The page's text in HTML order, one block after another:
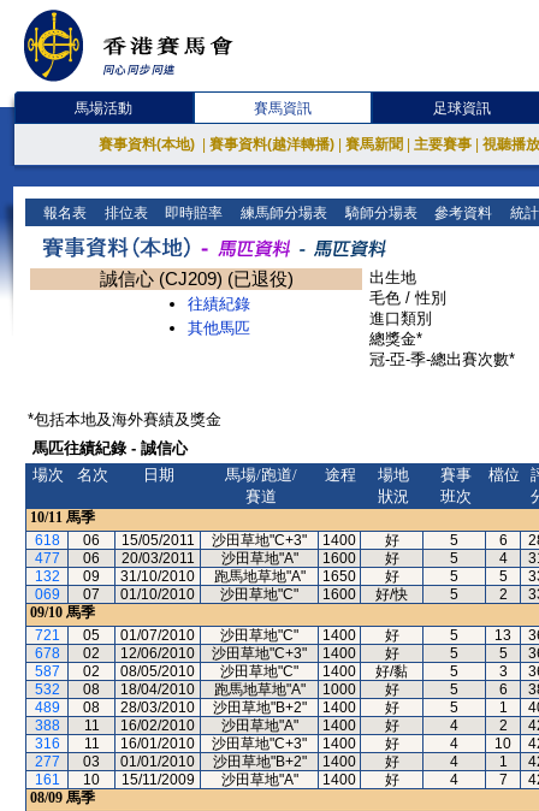
馬場活動 賽馬資訊 足球資訊
賽事資料(本地) 賽事資料(越洋轉播) 賽馬新聞 主要賽事 視聽播
報名表 排位表 即時賠率 練馬師分場表 騎師分場表 參考資料 統
誠信心 (CJ209) (已退役)
往績紀錄
其他馬匹
出生地
毛色 / 性別
進口類別
總獎金*
冠-亞-季-總出賽次數*
*包括本地及海外賽績及獎金
馬匹往績紀錄 - 誠信心
場次
名次 日期
馬場/跑道/
賽道
途程
場地
狀況
賽事
班次
檔位
10/11 馬季
618
06 15/05/2011 沙田草地"C+3" 1400 好 5 6
477
06 20/03/2011 沙田草地"A" 1600 好 5 4
132
09 31/10/2010 跑馬地草地"A" 1650 好 5 5
069
07 01/10/2010 沙田草地"C" 1600 好/快 5 2
09/10 馬季
721
05 01/07/2010 沙田草地"C" 1400 好 5 13
678
02 12/06/2010 沙田草地"C+3" 1400 好 5 5
587
02 08/05/2010 沙田草地"C" 1400 好/黏 5 3
532
08 18/04/2010 跑馬地草地"A" 1000 好 5 6
489
08 28/03/2010 沙田草地"B+2" 1400 好 5 1
388
11 16/02/2010 沙田草地"A" 1400 好 4 2
316
11 16/01/2010 沙田草地"C+3" 1400 好 4 10
277
03 01/01/2010 沙田草地"B+2" 1400 好 4 1
161
10 15/11/2009 沙田草地"A" 1400 好 4 7
08/09 馬季